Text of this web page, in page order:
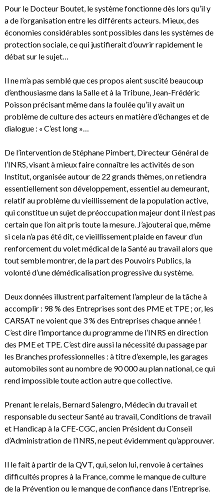
Pour le Docteur Boutet, le système fonctionne dès lors qu’il y
a de l’organisation entre les différents acteurs. Mieux, des
économies considérables sont possibles dans les systèmes de
protection sociale, ce qui justifierait d’ouvrir rapidement le
débat sur le sujet…
Il ne m’a pas semblé que ces propos aient suscité beaucoup
d’enthousiasme dans la Salle et à la Tribune, Jean-Frédéric
Poisson précisant même dans la foulée qu’il y avait un
problème de culture des acteurs en matière d’échanges et de
dialogue : « C’est long »…
De l’intervention de Stéphane Pimbert, Directeur Général de
l’INRS, visant à mieux faire connaître les activités de son
Institut, organisée autour de 22 grands thèmes, on retiendra
essentiellement son développement, essentiel au demeurant,
relatif au problème du vieillissement de la population active,
qui constitue un sujet de préoccupation majeur dont il n’est pas
certain que l’on ait pris toute la mesure. J’ajouterai que, même
si cela n’a pas été dit, ce vieillissement plaide en faveur d’un
renforcement du volet médical de la Santé au travail alors que
tout semble montrer, de la part des Pouvoirs Publics, la
volonté d’une démédicalisation progressive du système.
Deux données illustrent parfaitement l’ampleur de la tâche à
accomplir : 98 % des Entreprises sont des PME et TPE ; or, les
CARSAT ne voient que 3 % des Entreprises chaque année !
C’est dire l’importance du programme de l’INRS en direction
des PME et TPE. C’est dire aussi la nécessité du passage par
les Branches professionnelles : à titre d’exemple, les garages
automobiles sont au nombre de 90 000 au plan national, ce qui
rend impossible toute action autre que collective.
Prenant le relais, Bernard Salengro, Médecin du travail et
responsable du secteur Santé au travail, Conditions de travail
et Handicap à la CFE-CGC, ancien Président du Conseil
d’Administration de l’INRS, ne peut évidemment qu’approuver.
Il le fait à partir de la QVT, qui, selon lui, renvoie à certaines
difficultés propres à la France, comme le manque de culture
de la Prévention ou le manque de confiance dans l’Entreprise.